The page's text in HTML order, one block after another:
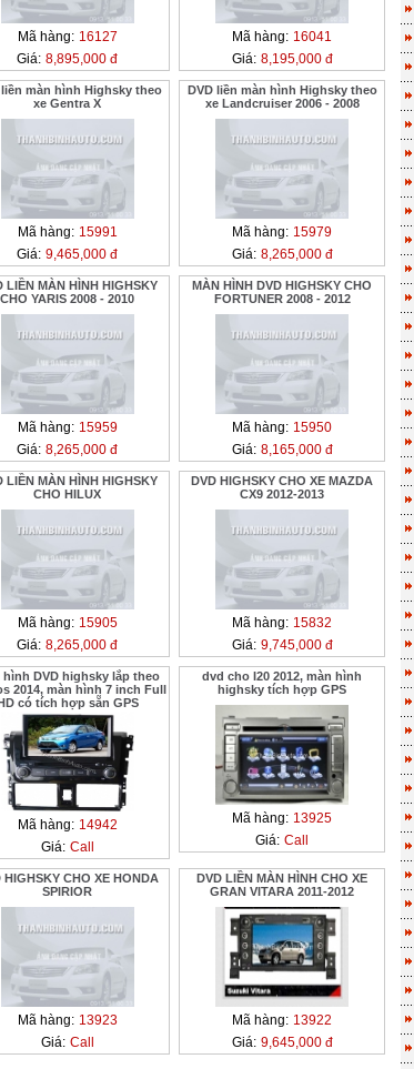
Mã hàng: 16127
Giá: 8,895,000 đ
Mã hàng: 16041
Giá: 8,195,000 đ
liền màn hình Highsky theo
xe Gentra X
Mã hàng: 15991
Giá: 9,465,000 đ
DVD liền màn hình Highsky theo
xe Landcruiser 2006 - 2008
Mã hàng: 15979
Giá: 8,265,000 đ
LIỀN MÀN HÌNH HIGHSKY
CHO YARIS 2008 - 2010
Mã hàng: 15959
Giá: 8,265,000 đ
MÀN HÌNH DVD HIGHSKY CHO
FORTUNER 2008 - 2012
Mã hàng: 15950
Giá: 8,165,000 đ
LIỀN MÀN HÌNH HIGHSKY
CHO HILUX
Mã hàng: 15905
Giá: 8,265,000 đ
DVD HIGHSKY CHO XE MAZDA
CX9 2012-2013
Mã hàng: 15832
Giá: 9,745,000 đ
hình DVD highsky lắp theo
2014, màn hình 7 inch Full
có tích hợp sẵn GPS
Mã hàng: 14942
Giá: Call
dvd cho I20 2012, màn hình
highsky tích hợp GPS
Mã hàng: 13925
Giá: Call
HIGHSKY CHO XE HONDA
SPIRIOR
Mã hàng: 13923
Giá: Call
DVD LIỀN MÀN HÌNH CHO XE
GRAN VITARA 2011-2012
Mã hàng: 13922
Giá: 9,645,000 đ